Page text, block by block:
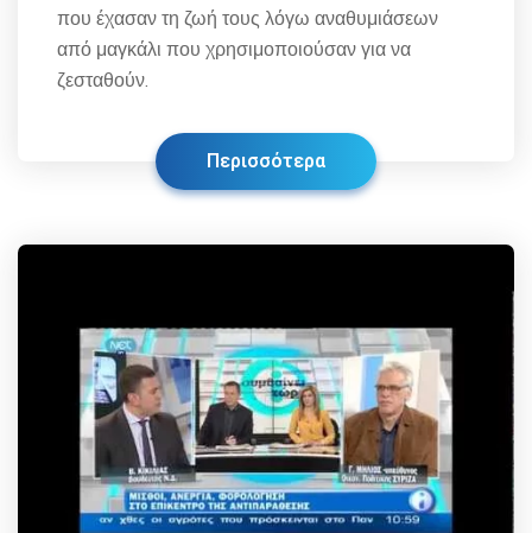
που έχασαν τη ζωή τους λόγω αναθυμιάσεων
από μαγκάλι που χρησιμοποιούσαν για να
ζεσταθούν.
Περισσότερα